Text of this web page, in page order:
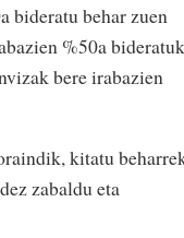
bideratu behar zuen
%50a
bere irabazien
kitatu
zabaldu eta